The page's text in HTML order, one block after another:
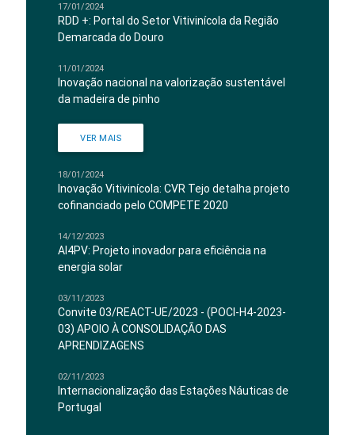
17/01/2024
RDD +: Portal do Setor Vitivinícola da Região
Demarcada do Douro
11/01/2024
Inovação nacional na valorização sustentável
da madeira de pinho
VER MAIS
18/01/2024
Inovação Vitivinícola: CVR Tejo detalha projeto
cofinanciado pelo COMPETE 2020
14/12/2023
AI4PV: Projeto inovador para eficiência na
energia solar
03/11/2023
Convite 03/REACT-UE/2023 - (POCI-H4-2023-
03) APOIO À CONSOLIDAÇÃO DAS
APRENDIZAGENS
02/11/2023
Internacionalização das Estações Náuticas de
Portugal